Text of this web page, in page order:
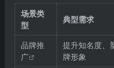
场景类
型
典型需求
品牌推
广
提升知名度、
牌形象